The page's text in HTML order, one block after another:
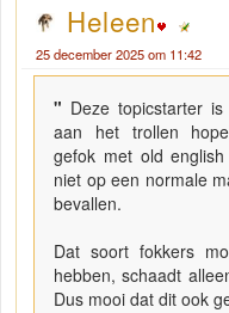
Heleen
25 december 2025 om 11:42
" Deze topicstarter
aan het trollen
gefok met old
niet op een normale
bevallen.
Dat soort fokkers
hebben, schaadt
Dus mooi dat dit ook